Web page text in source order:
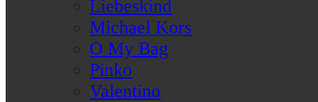
Liebeskind
Michael Kors
O My Bag
Pinko
Valentino